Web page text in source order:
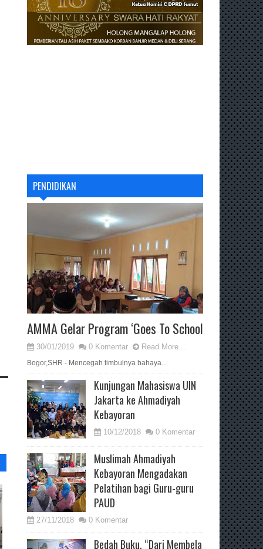
PENDIDIKAN
AMMA Gelar Program ‘Goes To School
30/01/2019 0 Komentar Read More...
Bogor,SHR - Mencegah timbulnya bahaya...
Kunjungan Mahasiswa UIN
Jakarta ke Ahmadiyah
Kebayoran
10/12/2018 0 Komentar
Muslimah Ahmadiyah
Kebayoran Mengadakan
Pelatihan bagi Guru-guru
PAUD
27/11/2018 0 Komentar
Bedah Buku, “Dari Membela